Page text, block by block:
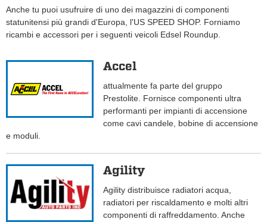
Anche tu puoi usufruire di uno dei magazzini di componenti
statunitensi più grandi d'Europa, l'US SPEED SHOP. Forniamo
ricambi e accessori per i seguenti veicoli Edsel Roundup.
Accel
attualmente fa parte del gruppo
Prestolite. Fornisce componenti ultra
performanti per impianti di accensione
come cavi candele, bobine di accensione
e moduli.
Agility
Agility distribuisce radiatori acqua,
radiatori per riscaldamento e molti altri
componenti di raffreddamento. Anche